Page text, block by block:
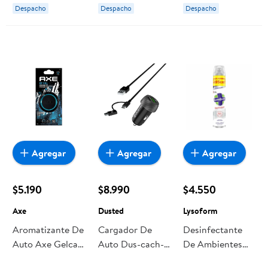
Despacho Despacho Despacho
$5.190
Axe
Aromatizante De
Auto Axe Gelcan
Agregar
$8.990
Dusted
Cargador De
Auto Dus-cach-
Agregar
$4.550
Lysoform
Desinfectante
De Ambientes
Agregar